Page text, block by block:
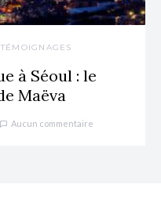
TÉMOIGNAGES
à Séoul : le
Maëva
Aucun commentaire